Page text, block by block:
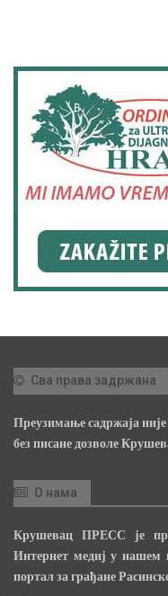
Сва права задржана
Преузимање садржаја
без писане дозволе
О нама
Крушевац ПРЕСС је
Интернет медиј у нашем
портал за грађане